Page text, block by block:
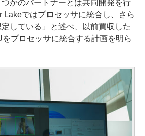
かのパートナーとは共同開発を行
Lakeではプロセッサに統合し、さら
している」と述べ、以前買収した
プロセッサに統合する計画を明ら